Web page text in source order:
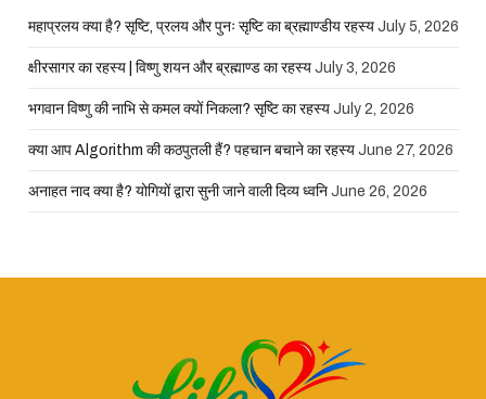
महाप्रलय क्या है? सृष्टि, प्रलय और पुनः सृष्टि का ब्रह्माण्डीय रहस्य July 5, 2026
क्षीरसागर का रहस्य | विष्णु शयन और ब्रह्माण्ड का रहस्य July 3, 2026
भगवान विष्णु की नाभि से कमल क्यों निकला? सृष्टि का रहस्य July 2, 2026
क्या आप Algorithm की कठपुतली हैं? पहचान बचाने का रहस्य June 27, 2026
अनाहत नाद क्या है? योगियों द्वारा सुनी जाने वाली दिव्य ध्वनि June 26, 2026